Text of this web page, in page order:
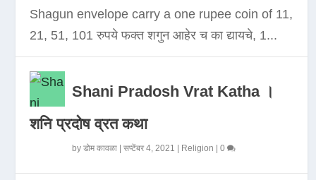
Shagun envelope carry a one rupee coin of 11,
21, 51, 101 रुपये फक्त शगुन आहेर च का द्यायचे, 1...
Shani Pradosh Vrat Katha ।
शनि प्रदोष व्रत कथा
byडोम कावळा |सप्टेंबर 4, 2021 Religion |0